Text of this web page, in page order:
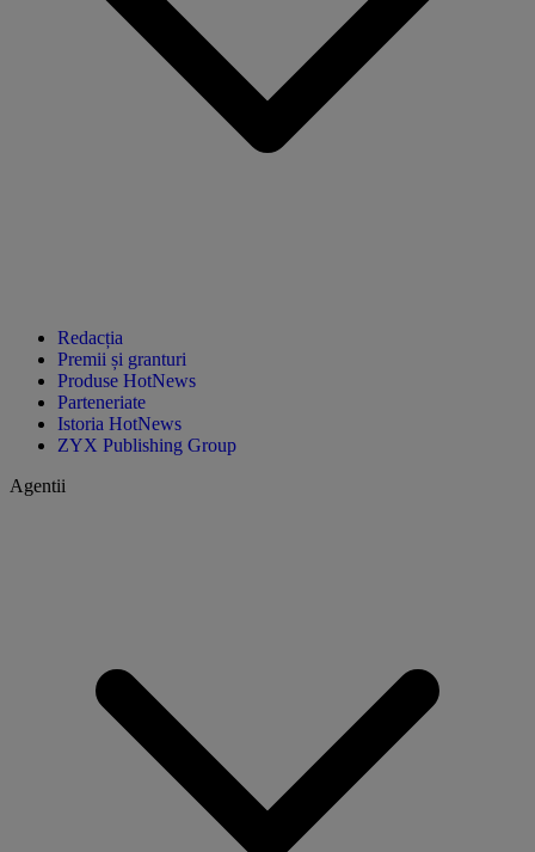
Redacția
Premii și granturi
Produse HotNews
Parteneriate
Istoria HotNews
ZYX Publishing Group
Agentii